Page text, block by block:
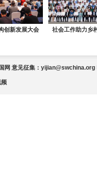
创新发展大会 社会工作助力乡
网 意见征集：